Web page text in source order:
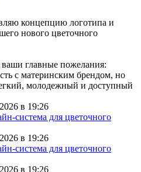
концепцию логотипа и
нового цветочного
ваши главные пожелания:
с материнским брендом, но
молодежный и доступный
в 19:26
в 19:26
в 19:26